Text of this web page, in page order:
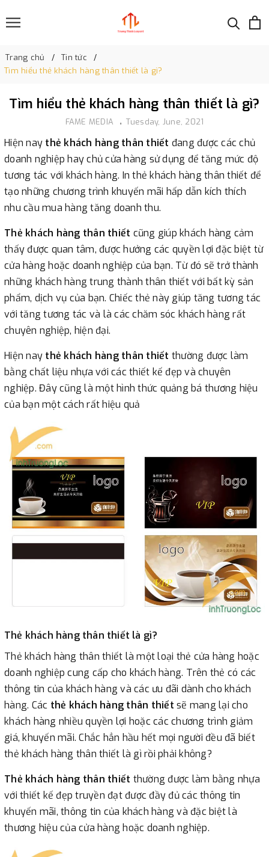
Trang chủ
Tin tức
Tìm hiểu thẻ khách hàng thân thiết là gì?
Tìm hiểu thẻ khách hàng thân thiết là gì?
FAME MEDIA Tuesday, June, 2021
Hiện nay thẻ khách hàng thân thiết đang được các chủ
doanh nghiệp hay chủ cửa hàng sử dụng để tăng mức độ
tương tác với khách hàng. In thẻ khách hàng thân thiết để
tạo những chương trình khuyến mãi hấp dẫn kích thích
nhu cầu mua hàng tăng doanh thu.
Thẻ khách hàng thân thiết cũng giúp khách hàng cảm
thấy được quan tâm, được hưởng các quyền lợi đặc biệt từ
cửa hàng hoặc doanh nghiệp của bạn. Từ đó sẽ trở thành
những khách hàng trung thành thân thiết với bất kỳ sản
phẩm, dịch vụ của bạn. Chiếc thẻ này giúp tăng tương tác
với tăng tương tác và là các chăm sóc khách hàng rất
chuyên nghiệp, hiện đại.
Hiện nay thẻ khách hàng thân thiết thường được làm
bằng chất liệu nhựa với các thiết kế đẹp và chuyên
nghiệp. Đây cũng là một hình thức quảng bá thương hiệu
của bạn một cách rất hiệu quả
Thẻ khách hàng thân thiết là gì?
Thẻ khách hàng thân thiết là một loại thẻ cửa hàng hoặc
doanh nghiệp cung cấp cho khách hàng. Trên thẻ có các
thông tin của khách hàng và các ưu đãi dành cho khách
hàng. Các thẻ khách hàng thân thiết sẽ mang lại cho
khách hàng nhiều quyền lợi hoặc các chương trình giảm
giá, khuyến mãi. Chắc hẳn hầu hết mọi người đều đã biết
thẻ khách hàng thân thiết là gì rồi phải không?
Thẻ khách hàng thân thiết thường được làm bằng nhựa
với thiết kế đẹp truyền đạt được đầy đủ các thông tin
khuyến mãi, thông tin của khách hàng và đặc biệt là
thương hiệu của cửa hàng hoặc doanh nghiệp.